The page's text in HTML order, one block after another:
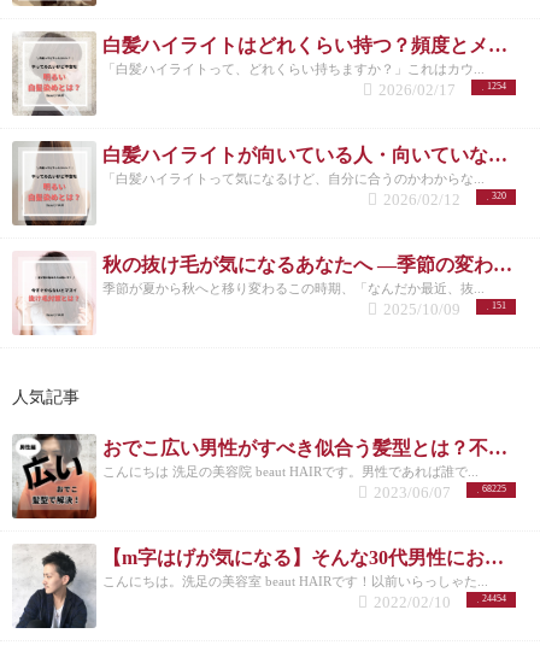
白髪ハイライトはどれくらい持つ？頻度とメンテナンスの目安を解説
「白髪ハイライトって、どれくらい持ちますか？」これはカウ...
1254
2026/02/17
白髪ハイライトが向いている人・向いていない人｜後悔しない選び方 洗足
「白髪ハイライトって気になるけど、自分に合うのかわからな...
320
2026/02/12
秋の抜け毛が気になるあなたへ ―季節の変わり目に必要な頭皮ケアとは―
季節が夏から秋へと移り変わるこの時期、「なんだか最近、抜...
151
2025/10/09
人気記事
おでこ広い男性がすべき似合う髪型とは？不向きなメンズスタイルも紹介！
こんにちは 洗足の美容院 beaut HAIRです。男性であれば誰で...
68225
2023/06/07
【m字はげが気になる】そんな30代男性におすすめの髪型3選！
こんにちは。洗足の美容室 beaut HAIRです！以前いらっしゃた...
24454
2022/02/10